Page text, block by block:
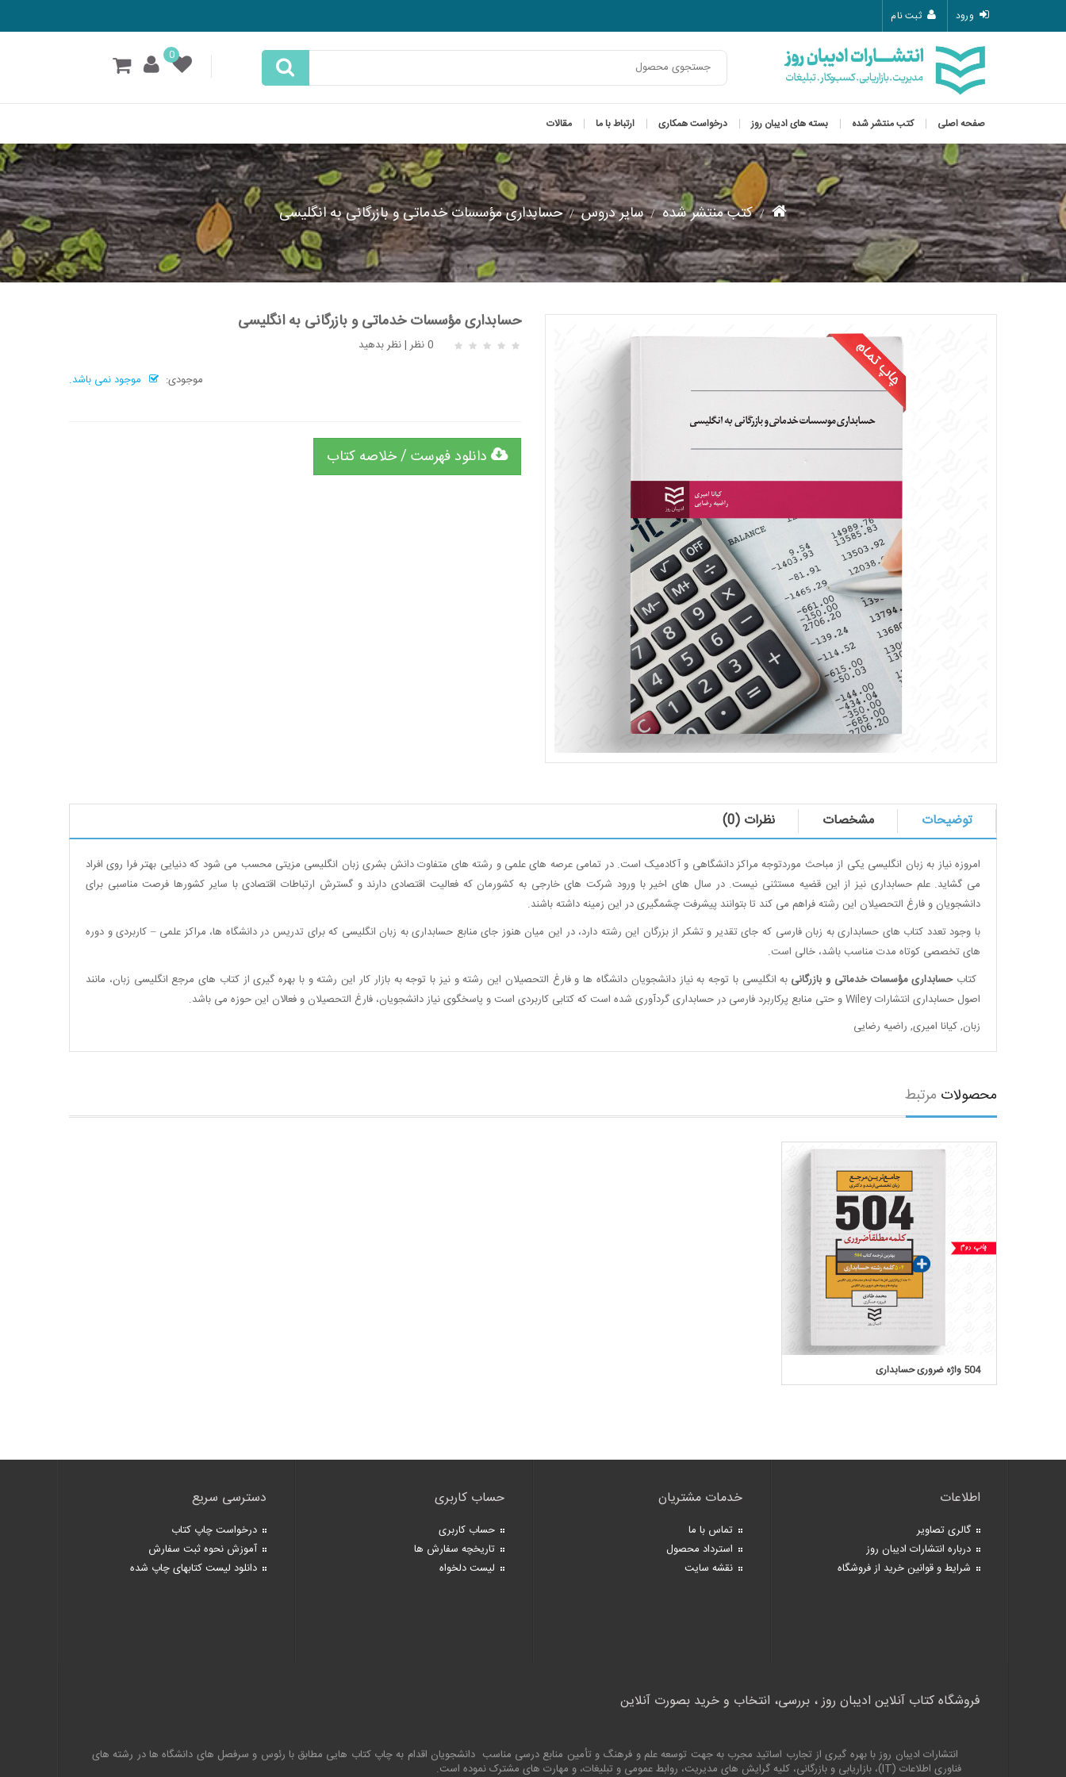
ورود ثبت نام
0
صفحه اصلی کتب منتشر شده بسته های ادیبان روز درخواست همکاری ارتباط با ما مقالات
کتب منتشر شده سایر دروس حسابداری مؤسسات خدماتی و بازرگانی به انگلیسی
حسابداری مؤسسات خدماتی و بازرگانی به انگلیسی
0 نظر |نظر بدهید
موجودی:
موجود نمی باشد.
دانلود فهرست / خلاصه کتاب
توضیحات مشخصات نظرات (0)
امروزه نیاز به زبان انگلیسی یکی از مباحث موردتوجه مراکز دانشگاهی و آکادمیک است. در تمامی عرصه های علمی و رشته های متفاوت دانش بشری زبان انگلیسی مزیتی محسب می شود که دنیایی بهتر فرا روی افراد
می گشاید. علم حسابداری نیز از این قضیه مستثنی نیست. در سال های اخیر با ورود شرکت های خارجی به کشورمان که فعالیت اقتصادی دارند و گسترش ارتباطات اقتصادی با سایر کشورها فرصت مناسبی برای
دانشجویان و فارغ التحصیلان این رشته فراهم می کند تا بتوانند پیشرفت چشمگیری در این زمینه داشته باشند.
با وجود تعدد کتاب های حسابداری به زبان فارسی که جای تقدیر و تشکر از بزرگان این رشته دارد، در این میان هنوز جای منابع حسابداری به زبان انگلیسی که برای تدریس در دانشگاه ها، مراکز علمی – کاربردی و دوره
های تخصصی کوتاه مدت مناسب باشد، خالی است.
کتابحسابداری مؤسسات خدماتی و بازرگانی به انگلیسی با توجه به نیاز دانشجویان دانشگاه ها و فارغ التحصیلان این رشته و نیز با توجه به بازار کار این رشته و با بهره گیری از کتاب های مرجع انگلیسی زبان، مانند
اصول حسابداری انتشاراتWileyو حتی منابع پرکاربرد فارسی در حسابداری گردآوری شده است که کتابی کاربردی است و پاسخگوی نیاز دانشجویان، فارغ التحصیلان و فعالان این حوزه می باشد.
زبان,کیانا امیری, راضیه رضایی
محصولات مرتبط
504 واژه ضروری حسابداری
اطلاعات
گالری تصاویر
درباره انتشارات ادیبان روز
شرایط و قوانین خرید از فروشگاه
خدمات مشتریان
تماس با ما
استرداد محصول
نقشه سایت
حساب کاربری
حساب کاربری
تاریخچه سفارش ها
لیست دلخواه
دسترسی سریع
درخواست چاپ کتاب
آموزش نحوه ثبت سفارش
دانلود لیست کتابهای چاپ شده
فروشگاه کتاب آنلاین ادیبان روز ، بررسی، انتخاب و خرید بصورت آنلاین
انتشارات ادیبان روز با بهره گیری از تجارب اساتید مجرب به جهت توسعه علم و فرهنگ و تأمین منابع درسی مناسب دانشجویان اقدام به چاپ کتاب هایی مطابق با رئوس و سرفصل های دانشگاه ها در رشته های
فناوری اطلاعات (IT)، بازاریابی و بازرگانی، کلیه گرایش های مدیریت، روابط عمومی و تبلیغات، و مهارت های مشترک نموده است.